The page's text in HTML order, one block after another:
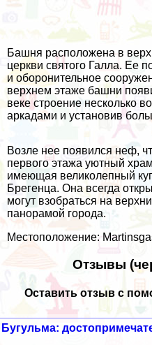
Башня расположена в
церкви святого Галла. Ее
и оборонительное
верхнем этаже башни
веке строение несколько
аркадами и установив
Возле нее появился неф,
первого этажа уютный
имеющая великолепный
Брегенца. Она всегда
могут взобраться на
панорамой города.
Местоположение:
Отзывы
Оставить отзыв с
Бугульма: